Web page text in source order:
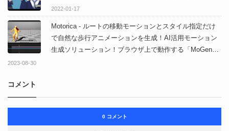
2022-01-17
Motorica - ルートの移動モーションとスタイル指定だけ
で自然な歩行アニメーションを生成！AI活用モーション
生成ソリューション！ブラウザ上で動作する「MoGen」
2023-08-30
コメント
0 コメント